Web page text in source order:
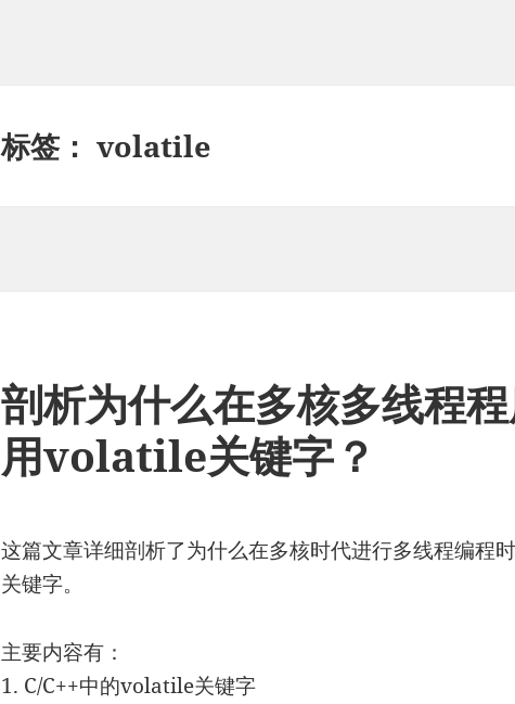
标签：volatile
剖析为什么在多核多线程
用volatile关键字？
这篇文章详细剖析了为什么在多核时代进行多线程编程
关键字。
主要内容有：
1. C/C++中的volatile关键字